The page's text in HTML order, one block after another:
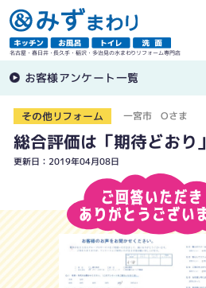
名古屋・春日井・長久手・稲沢・多治見の水まわりリフォーム専門店
お客様アンケート一覧
その他リフォーム 一宮市 Oさま
総合評価は「期待どおり」
更新日：2019年04月08日